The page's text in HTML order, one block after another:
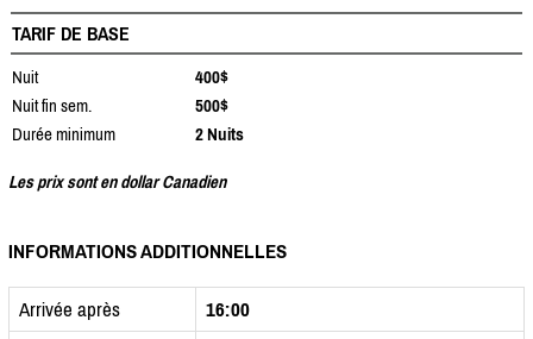
TARIF DE BASE
Nuit
400$
Nuit fin sem.
500$
Durée minimum
2 Nuits
Les prix sont en dollar Canadien
INFORMATIONS ADDITIONNELLES
Arrivée après
16:00